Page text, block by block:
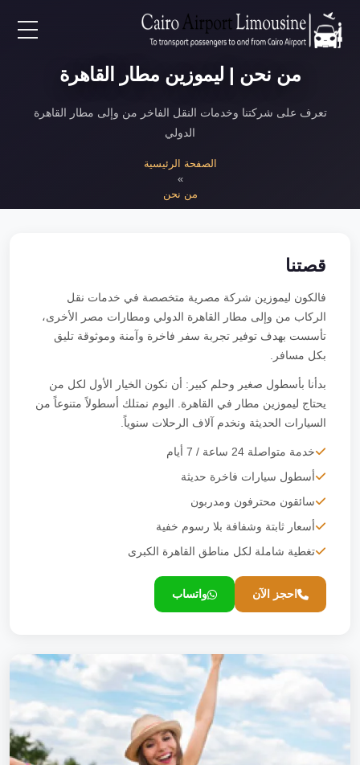
خدمات المطار
بنا
احجز الآن
من نحن | ليموزين مطار القاهرة
تعرف على شركتنا وخدمات النقل الفاخر من وإلى مطار القاهرة
الدولي
الصفحة الرئيسية
من نحن
قصتنا
فالكون ليموزين شركة مصرية متخصصة في خدمات نقل
الركاب من وإلى مطار القاهرة الدولي ومطارات مصر الأخرى،
تأسست بهدف توفير تجربة سفر فاخرة وآمنة وموثوقة تليق
بكل مسافر.
بدأنا بأسطول صغير وحلم كبير: أن نكون الخيار الأول لكل من
يحتاج ليموزين مطار في القاهرة. اليوم نمتلك أسطولاً متنوعاً من
السيارات الحديثة ونخدم آلاف الرحلات سنوياً.
خدمة متواصلة 24 ساعة / 7 أيام
أسطول سيارات فاخرة حديثة
سائقون محترفون ومدربون
أسعار ثابتة وشفافة بلا رسوم خفية
تغطية شاملة لكل مناطق القاهرة الكبرى
احجز الآن واتساب